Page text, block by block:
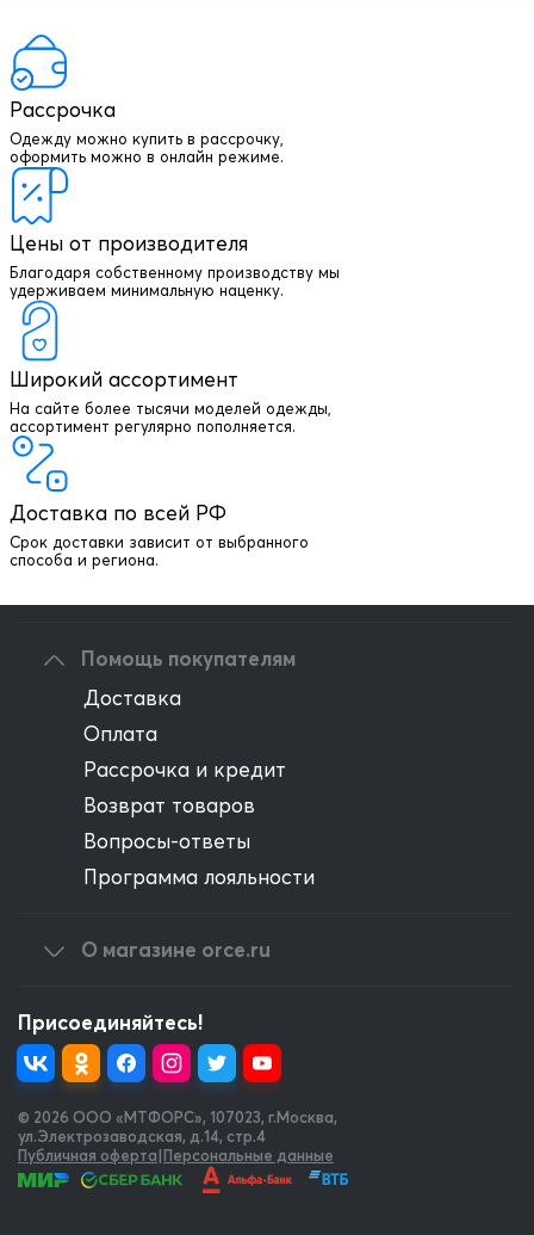
Рассрочка
Одежду можно купить в рассрочку,
оформить можно в онлайн режиме.
Цены от производителя
Благодаря собственному производству мы
удерживаем минимальную наценку.
Широкий ассортимент
На сайте более тысячи моделей одежды,
ассортимент регулярно пополняется.
Доставка по всей РФ
Срок доставки зависит от выбранного
способа и региона.
+7 903 003 03 79
Написать директору
Помощь покупателям
Доставка
Оплата
Рассрочка и кредит
Возврат товаров
Вопросы-ответы
Программа лояльности
О магазине orce.ru
Присоединяйтесь!
© 2026 OOO «МТФОРС», 107023, г.Москва,
ул.Электрозаводская, д.14, стр.4
Публичная оферта|Персональные данные